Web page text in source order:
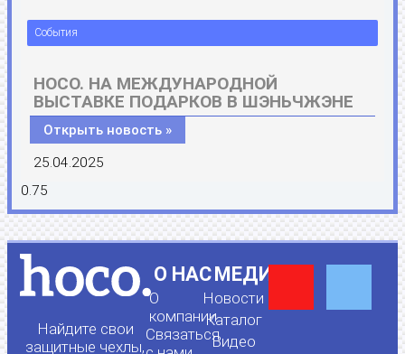
События
HOCO. НА МЕЖДУНАРОДНОЙ
ВЫСТАВКЕ ПОДАРКОВ В ШЭНЬЧЖЭНЕ
Открыть новость »
25.04.2025
Найдите свои
защитные чехлы,
О НАС
О
компании
Связаться
МЕДИА
Новости
Каталог
Видео